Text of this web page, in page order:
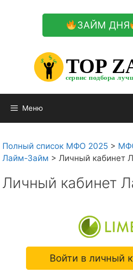
ЗАЙМ ДНЯ
TOP
сервис подбора
$
$
$
Меню
Полный список МФО 2025 >
Лайм-Займ > Личный кабинет
Личный кабинет
Войти в личный